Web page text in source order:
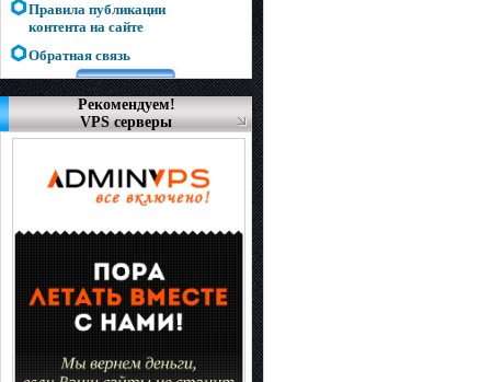
Правила публикации
контента на сайте
Обратная связь
Рекомендуем!
VPS серверы